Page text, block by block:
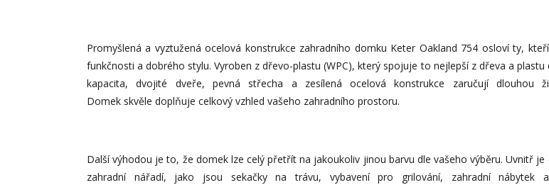
Promyšlená a vyztužená ocelová konstrukce zahradního domku Keter Oakland 754 osloví ty,
funkčnosti a dobrého stylu. Vyroben z dřevo-plastu (WPC), který spojuje to nejlepší z dřeva a
kapacita, dvojité dveře, pevná střecha a zesílená ocelová konstrukce zaručují dlouhou
Domek skvěle doplňuje celkový vzhled vašeho zahradního prostoru.
Další výhodou je to, že domek lze celý přetřít na jakoukoliv jinou barvu dle vašeho výběru. Uvnitř
zahradní nářadí, jako jsou sekačky na trávu, vybavení pro grilování, zahradní nábytek